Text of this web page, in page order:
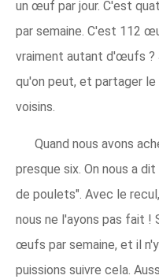
un œuf par jour. C'est
par semaine. C'est 112
vraiment autant d'œufs ?
qu'on peut, et partager
voisins.
Quand nous avons
presque six. On nous a
de poulets". Avec le
nous ne l'ayons pas fait !
œufs par semaine, et il
puissions suivre cela.